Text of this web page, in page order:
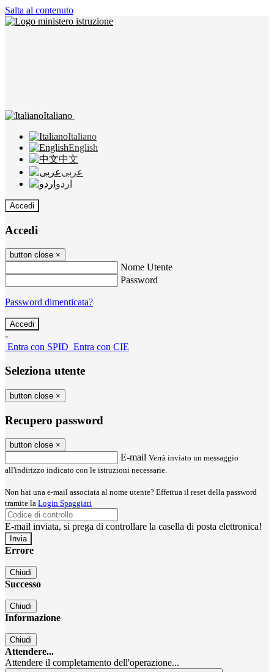
Salta al contenuto
Italiano
Italiano
English
中文
عربى
اردو
Accedi
Accedi
button close ×
Nome Utente
Password
Password dimenticata?
-
Entra con SPID Entra con CIE
Seleziona utente
button close ×
Recupero password
button close ×
E-mail Verrà inviato un messaggio
all'indirizzo indicato con le istruzioni necessarie.
Non hai una e-mail associata al nome utente? Effettua il reset della password
tramite la Login Spaggiari
E-mail inviata, si prega di controllare la casella di posta elettronica!
Errore
Chiudi
Successo
Chiudi
Informazione
Chiudi
Attendere...
Attendere il completamento dell'operazione...